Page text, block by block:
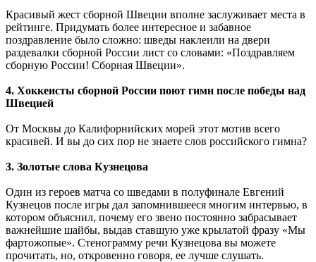
Красивый жест сборной Швеции вполне заслуживает места в
рейтинге. Придумать более интересное и забавное
поздравление было сложно: шведы наклеили на двери
раздевалки сборной России лист со словами: «Поздравляем
сборную России! Сборная Швеции».
4. Хоккеисты сборной России поют гимн после победы над
Швецией
От Москвы до Калифорнийских морей этот мотив всего
красивей. И вы до сих пор не знаете слов российского гимна?
3. Золотые слова Кузнецова
Один из героев матча со шведами в полуфинале Евгений
Кузнецов после игры дал запомнившееся многим интервью, в
котором объяснил, почему его звено постоянно забрасывает
важнейшие шайбы, выдав ставшую уже крылатой фразу «Мы
фартожопые». Стенограмму речи Кузнецова вы можете
прочитать, но, откровенно говоря, ее лучше слушать.